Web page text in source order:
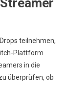
teilnehmen,
Plattform
in die
überprüfen, ob